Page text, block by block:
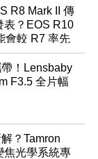
R8 Mark II 傳
表？EOS R10
會較 R7 率先
！Lensbaby
F3.5 全片幅
？Tamron
焦光學系統專